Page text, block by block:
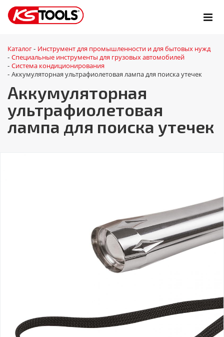
Каталог - Инструмент для промышленности и для бытовых нужд
- Специальные инструменты для грузовых автомобилей
- Система кондиционирования
- Аккумуляторная ультрафиолетовая лампа для поиска утечек
Аккумуляторная
ультрафиолетовая
лампа для поиска утечек